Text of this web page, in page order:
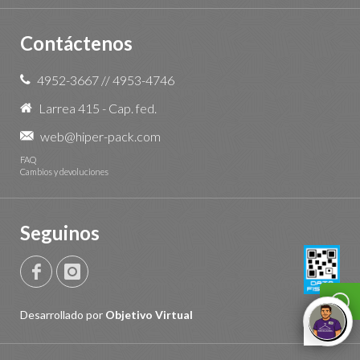
Contáctenos
4952-3667 //4953-4746
Larrea 415 - Cap. fed.
web@hiper-pack.com
FAQ
Cambios y devoluciones
Seguinos
Desarrollado por Objetivo Virtual